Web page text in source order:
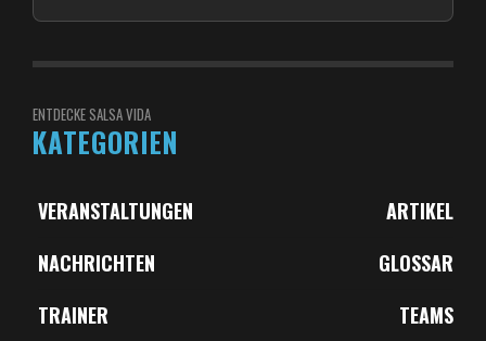
ENTDECKE SALSA VIDA
KATEGORIEN
ARTIKEL
VERANSTALTUNGEN
GLOSSAR
NACHRICHTEN
TEAMS
TRAINER